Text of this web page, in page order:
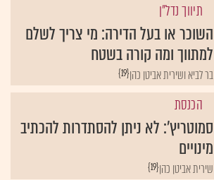
תיווך נדל"ן
השוכר או בעל הדירה: מי צריך לשלם
למתווך ומה קורה בשטח
{19}בר לביא ושירית אביטן כהן
הכנסת
סמוטריץ': לא ניתן להסתדרות להכתיב
מינויים
{19}שירית אביטן כהן